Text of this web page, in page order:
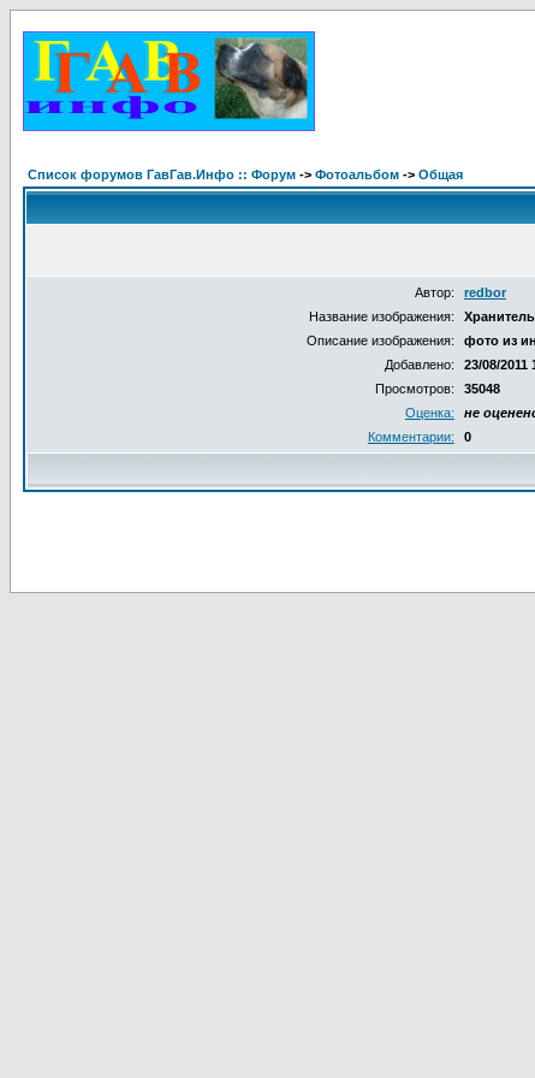
Список форумов ГавГав.Инфо :: Форум -> Фотоальбом -> Общая
Автор:
redbor
Название изображения:
Описание изображения:
фото из
Добавлено:
23/08/2011
Просмотров:
35048
Оценка:
не
Комментарии:
0